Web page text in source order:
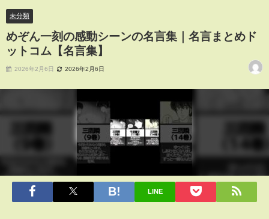
未分類
めぞん一刻の感動シーンの名言集｜名言まとめド
ットコム【名言集】
2026年2月6日 2026年2月6日
LINE